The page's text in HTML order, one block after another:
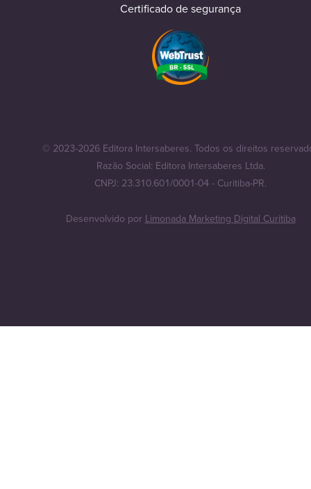
Certificado de segurança
© 2023-2026 Editora Intersaberes. Todos os direitos
Razão Social: Editora Intersaberes Ltda.
CNPJ: 23.310.601/0001-04 - Curitiba-PR.
Desenvolvido porLimonada Marketing Digital Curitiba